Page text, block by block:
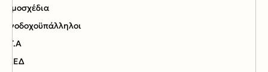
Νομοσχέδια
Ξενοδοχοϋπάλληλοι
Ο.Γ.Α
ΟΑΕΔ